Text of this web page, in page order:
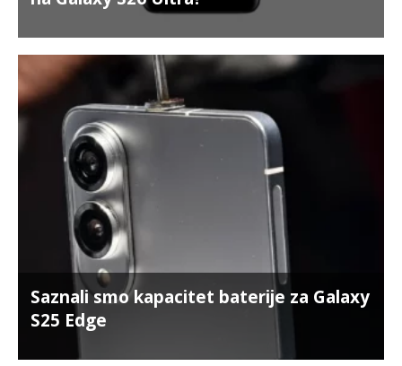
Saznali smo kapacitet baterije za Galaxy
S25 Edge